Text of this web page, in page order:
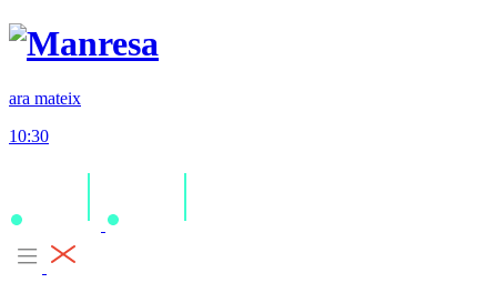
ara mateix
10:30